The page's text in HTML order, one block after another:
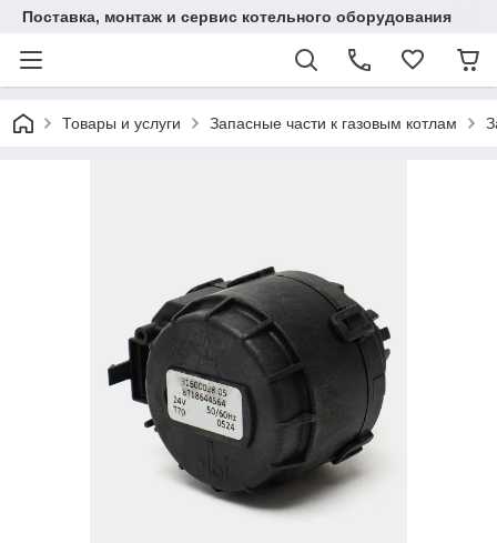
Поставка, монтаж и сервис котельного оборудования
Товары и услуги Запасные части к газовым котлам